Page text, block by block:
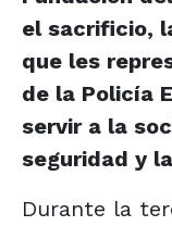
el sacrificio,
que les
de la Policía
servir a la
seguridad y
Durante la